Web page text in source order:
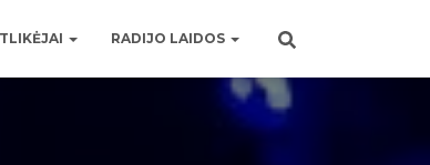
RADIJO LAIDOS